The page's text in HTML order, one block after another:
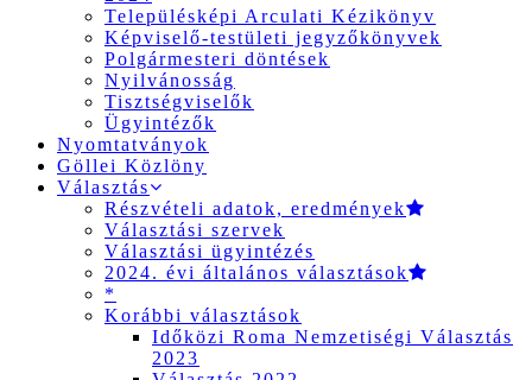
Településképi Arculati Kézikönyv
Képviselő-testületi jegyzőkönyvek
Polgármesteri döntések
Nyilvánosság
Tisztségviselők
Ügyintézők
Nyomtatványok
Göllei Közlöny
Választás
Részvételi adatok, eredmények
Választási szervek
Választási ügyintézés
2024. évi általános választások
*
Korábbi választások
Időközi Roma Nemzetiségi Választás
2023